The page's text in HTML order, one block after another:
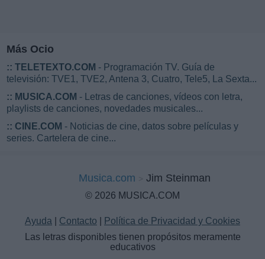
Más Ocio
:: TELETEXTO.COM - Programación TV. Guía de
televisión: TVE1, TVE2, Antena 3, Cuatro, Tele5, La Sexta...
:: MUSICA.COM - Letras de canciones, vídeos con letra,
playlists de canciones, novedades musicales...
:: CINE.COM - Noticias de cine, datos sobre películas y
series. Cartelera de cine...
Musica.com Jim Steinman
© 2026 MUSICA.COM
Ayuda Contacto
Política de Privacidad y Cookies
Las letras disponibles tienen propósitos meramente
educativos